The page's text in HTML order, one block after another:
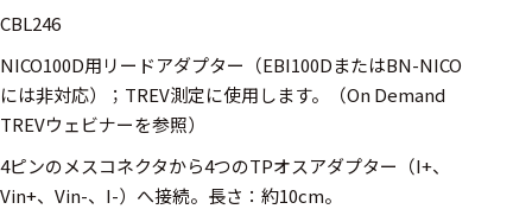
CBL246
NICO100D用リードアダプター（EBI100DまたはBN-NICO
には非対応）；TREV測定に使用します。（On Demand
TREVウェビナーを参照）
4ピンのメスコネクタから4つのTPオスアダプター（I+、
Vin+、Vin-、I-）へ接続。長さ：約10cm。